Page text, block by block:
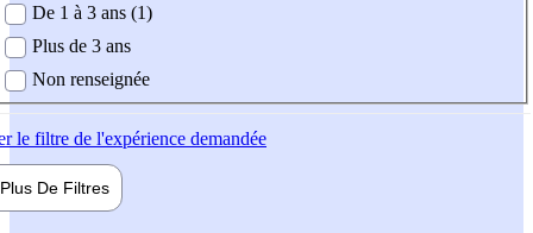
De 1 à 3 ans (1)
Plus de 3 ans
Non renseignée
le filtre de l'expérience demandée
Plus De Filtres